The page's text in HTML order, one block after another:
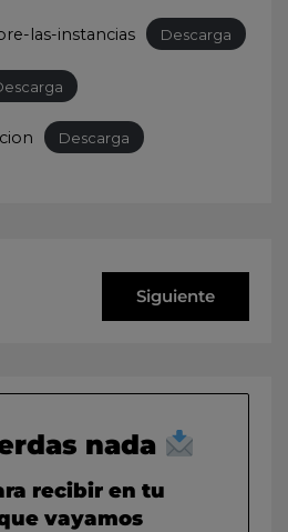
las-instancias Descarga
Descarga
Siguiente
nada
recibir en tu
vayamos